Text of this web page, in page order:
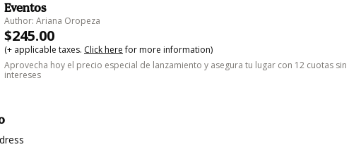
Eventos
Author: Ariana Oropeza
$245.00
(+ applicable taxes. Click herefor more information)
Aprovecha hoy el precio especial de lanzamiento y asegura tu lugar con 12 cuotas sin
intereses